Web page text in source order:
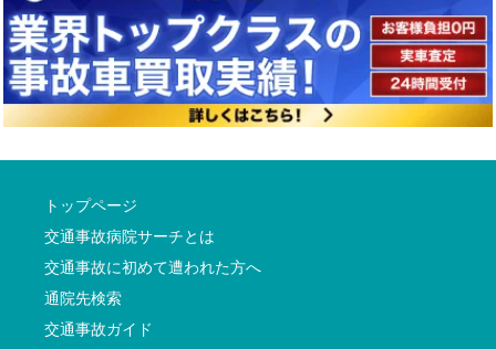
トップページ
交通事故病院サーチとは
交通事故に初めて遭われた方へ
通院先検索
交通事故ガイド